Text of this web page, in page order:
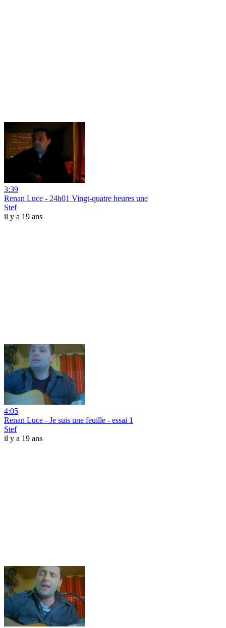
3:39
Renan Luce - 24h01 Vingt-quatre heures une
Stef
il y a 19 ans
4:05
Renan Luce - Je suis une feuille - essai 1
Stef
il y a 19 ans